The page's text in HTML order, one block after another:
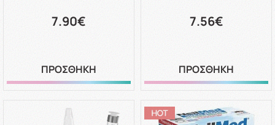
7.90€
ΠΡΟΣΘΗΚΗ
7.56€
ΠΡΟΣΘΗΚΗ